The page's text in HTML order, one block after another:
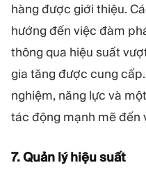
hàng được giới thiệu.
hướng đến việc đàm
thông qua hiệu suất
gia tăng được cung
nghiệm, năng lực và
tác động mạnh mẽ đến
7. Quản lý hiệu suất